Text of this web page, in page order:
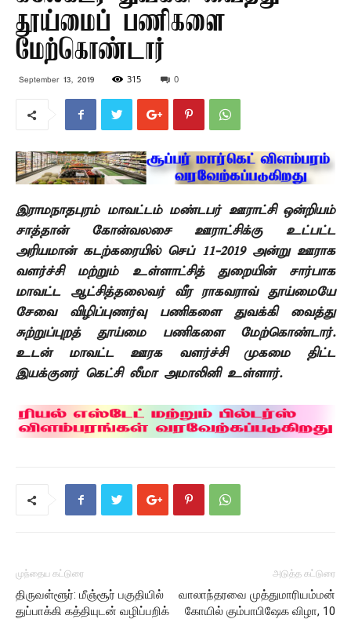
தூய்மைப் பணிகளை
மேற்கொண்டார்
September 13, 2019 315 0
இராமநாதபுரம் மாவட்டம் மண்டபர் ஊராட்சி ஒன்றியம்
சாத்தான் கோன்வலசை ஊராட்சிக்கு உட்பட்ட
அரியமான் கடற்கரையில் செப் 11-2019 அன்று ஊராக
வளர்ச்சி மற்றும் உள்ளாட்சித் துறையின் சார்பாக
மாவட்ட ஆட்சித்தலைவர் வீர ராகவராவ் தூய்மையே
சேவை விழிப்புணர்வு பணிகளை துவக்கி வைத்து
சுற்றுப்புறத் தூய்மை பணிகளை மேற்கொண்டார்.
உடன் மாவட்ட ஊரக வளர்ச்சி முகமை திட்ட
இயக்குனர் கெட்சி லீமா அமாலினி உள்ளார்.
முந்தைய கட்டுரை
திருவள்ளூர்: மீஞ்சூர் பகுதியில்
துப்பாக்கி கத்தியுடன் வழிப்பறிக்
அடுத்த கட்டுரை
வாலாந்தரவை முத்துமாரியம்மன்
கோயில் கும்பாபிஷேக விழா, 10